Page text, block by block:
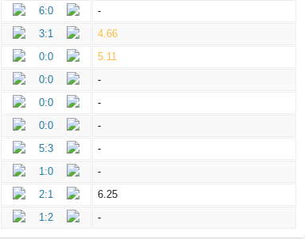
6:0
-
3:1
4.66
0:0
5.11
0:0
-
0:0
-
0:0
-
5:3
-
1:0
-
2:1
6.25
1:2
-